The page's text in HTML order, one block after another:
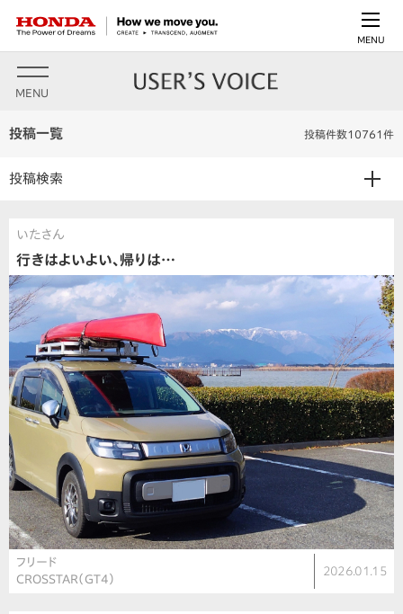
MENU
MENU
投稿一覧 投稿件数10761件
投稿検索
いたさん
行きはよいよい、帰りは…
フリード
CROSSTAR（GT4）
2026.01.15